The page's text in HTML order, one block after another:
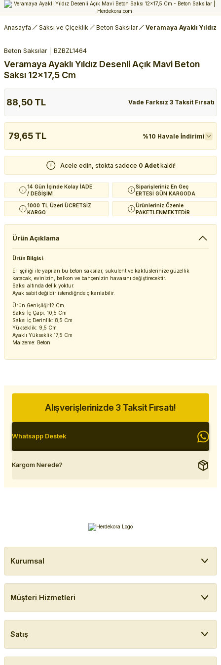
Anasayfa Saksı ve Çiçeklik Beton Saksılar Veramaya Ayaklı Yıldız
Beton Saksılar BZBZL1464
Veramaya Ayaklı Yıldız Desenli Açık Mavi Beton
Saksı 12x17,5 Cm
88,50 TL Vade Farksız 3 Taksit Fırsatı
79,65 TL %10 Havale İndirimi
Acele edin, stokta sadece 0 Adet kaldı!
14 Gün İçinde Kolay İADE
/ DEĞİŞİM
Siparişleriniz En Geç
ERTESİ GÜN KARGODA
1000 TL Üzeri ÜCRETSİZ
KARGO
Ürünleriniz Özenle
PAKETLENMEKTEDİR
Ürün Açıklama
Ürün Bilgisi:
El işçiliği ile yapılan bu beton saksılar, sukulent ve kaktüslerinize güzellik
katacak, evinizin, balkon ve bahçenizin havasını değiştirecektir.
Saksı altında delik yoktur.
Ayak sabit değildir istendiğnde çıkarılabilir.
Ürün Genişliği:12 Cm
Saksı İç Çapı: 10,5 Cm
Saksı İç Derinlik: 8,5 Cm
Yükseklik: 9,5 Cm
Ayaklı Yükseklik:17,5 Cm
Malzeme: Beton
Alışverişlerinizde 3 Taksit Fırsatı!
Whatsapp Destek
Kargom Nerede?
Kurumsal
Müşteri Hizmetleri
Satış